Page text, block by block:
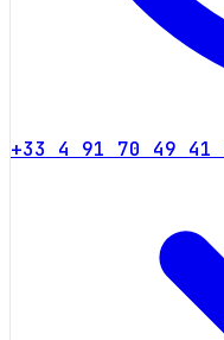
+33 4 91 70 49 41